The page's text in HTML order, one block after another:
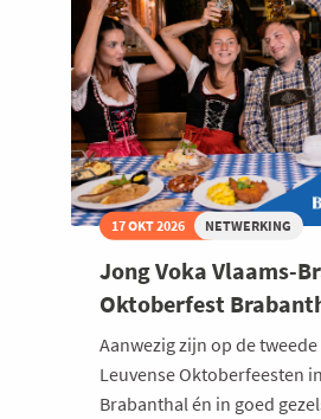
17 OKT 2026 NETWERKING
Jong Voka Vlaams-
Oktoberfest
Aanwezig zijn op de
Leuvense Oktoberfeesten
Brabanthal én in goed